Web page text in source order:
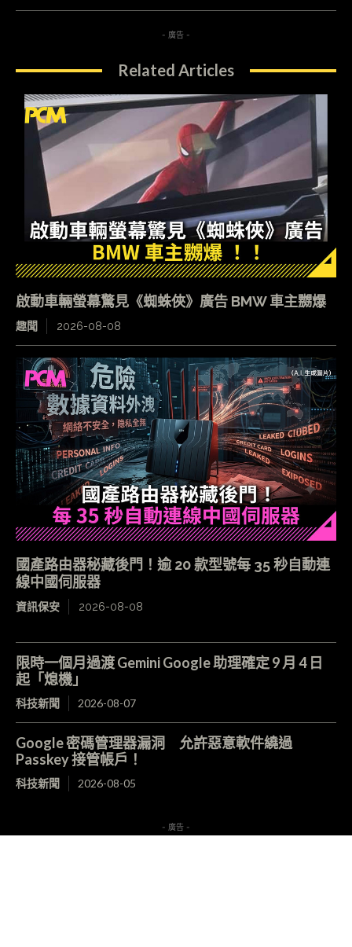
- 廣告 -
Related Articles
啟動車輛螢幕驚見《蜘蛛俠》廣告 BMW 車主嬲爆
趣聞 2026-08-08
國產路由器秘藏後門！逾 20 款型號每 35 秒自動連
線中國伺服器
資訊保安 2026-08-08
限時一個月過渡 Gemini Google 助理確定 9 月 4 日
起「熄機」
科技新聞 2026-08-07
Google 密碼管理器漏洞 允許惡意軟件繞過
Passkey 接管帳戶！
科技新聞 2026-08-05
- 廣告 -